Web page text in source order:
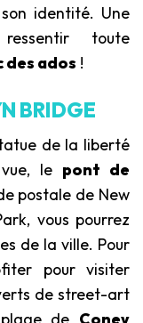
identité. Une
toute
des ados !
BRIDGE
de la liberté
le pont de
postale de New
vous pourrez
de la ville. Pour
pour visiter
de street-art